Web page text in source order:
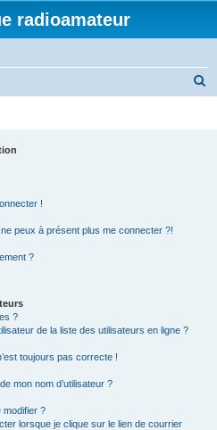
radioamateur
!
peux à présent plus me connecter ?!
?
?
de la liste des utilisateurs en ligne ?
toujours pas correcte !
mon nom d’utilisateur ?
modifier ?
lorsque je clique sur le lien de courrier